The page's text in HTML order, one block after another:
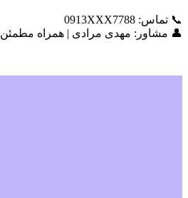
📞 تماس: 0913XXX7788
👤 مشاور: مهدی مرادی | همراه